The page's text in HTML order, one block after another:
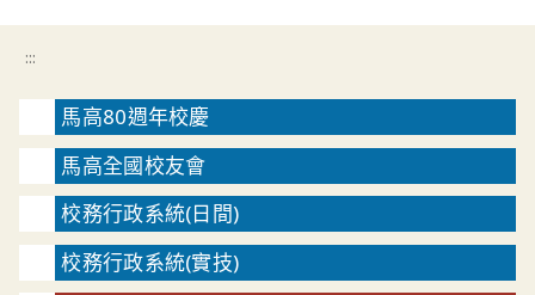
:::
馬高80週年校慶
馬高全國校友會
校務行政系統(日間)
校務行政系統(實技)